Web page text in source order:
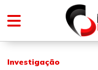
Investigação